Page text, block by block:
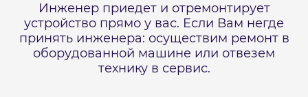
Инженер приедет и отремонтирует
устройство прямо у вас. Если Вам негде
принять инженера: осуществим ремонт в
оборудованной машине или отвезем
технику в сервис.